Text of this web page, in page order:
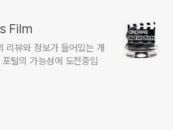
Film
리뷰와 정보가 들어있는 개
털의 가능성에 도전중입